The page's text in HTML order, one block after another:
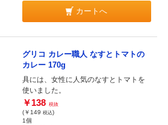
カートへ
グリコ カレー職人 なすとトマトの
カレー 170g
具には、女性に人気のなすとトマトを
使いました。
￥138 税抜
(￥149 税込)
1個